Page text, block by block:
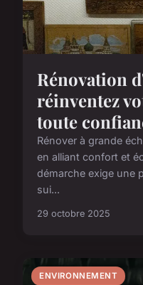
Rénovation
réinventez
toute
Rénover à grande
en alliant confort et
démarche exige une
sui...
29 octobre 2025
ENVIRONNEMENT